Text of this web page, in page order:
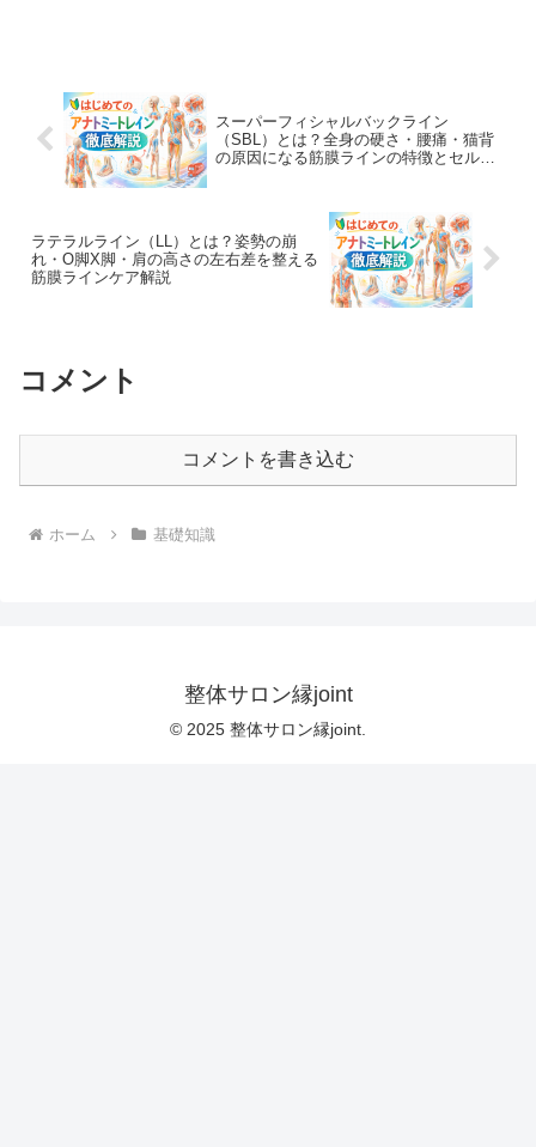
スーパーフィシャルバックライン
（SBL）とは？全身の硬さ・腰痛・猫背
の原因になる筋膜ラインの特徴とセルフ
ラテラルライン（LL）とは？姿勢の崩
れ・O脚X脚・肩の高さの左右差を整える
筋膜ラインケア解説
コメント
コメントを書き込む
ホーム 基礎知識
整体サロン縁joint
© 2025 整体サロン縁joint.